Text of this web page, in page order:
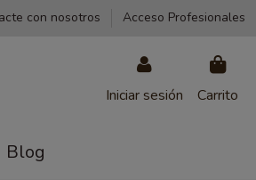
con nosotros Acceso Profesionales
Iniciar sesión Carrito
Blog